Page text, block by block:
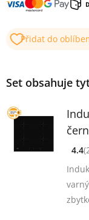
Přidat do
Set obsahuje
4.4
z 5
4.4